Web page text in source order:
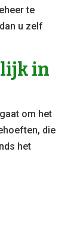
te
u zelf
in
om het
die
het